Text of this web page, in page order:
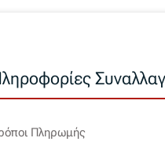
Πληρωμής